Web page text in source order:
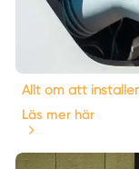
Allt om att
Läs mer här